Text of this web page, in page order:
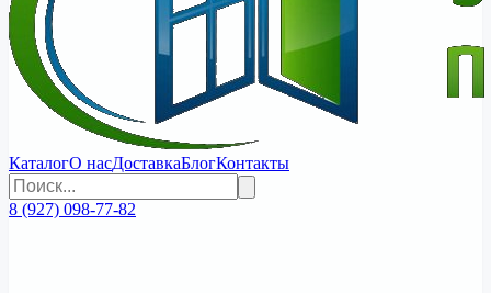
КаталогО насДоставкаБлогКонтакты
8 (927) 098-77-82